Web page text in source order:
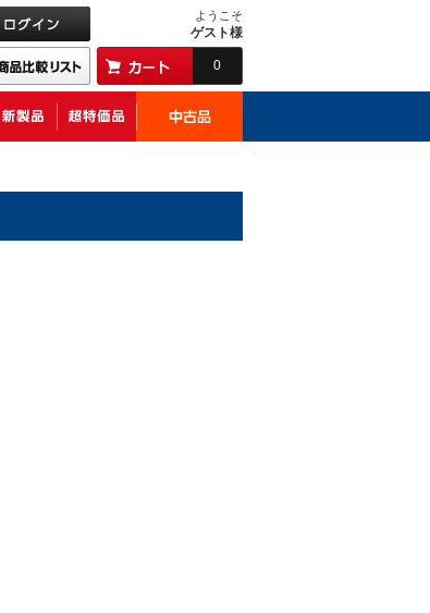
ようこそ
ゲスト様
0